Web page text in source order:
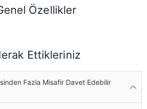
Özellikler
Ettikleriniz
Fazla Misafir Davet Edebilir